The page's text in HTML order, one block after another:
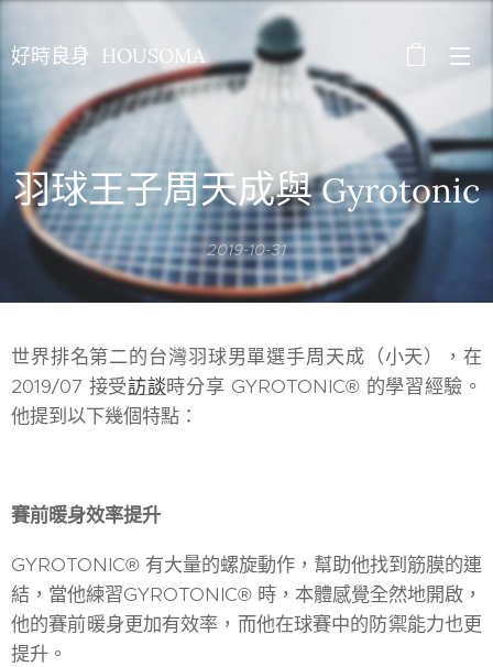
好時良身 HOUSOMA
羽球王子周天成與Gyrotonic
2019-10-31
世界排名第二的台灣羽球男單選手周天成（小天），在
2019/07 接受訪談時分享 GYROTONIC® 的學習經驗。
他提到以下幾個特點：
賽前暖身效率提升
GYROTONIC® 有大量的螺旋動作，幫助他找到筋膜的連
結，當他練習GYROTONIC® 時，本體感覺全然地開啟，
他的賽前暖身更加有效率，而他在球賽中的防禦能力也更
提升。